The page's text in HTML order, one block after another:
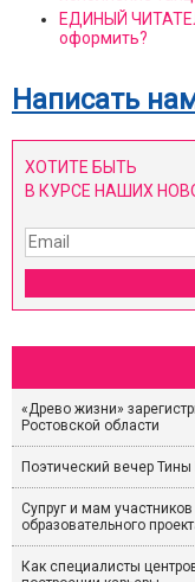
ЕДИНЫЙ
оформить?
Написать
ХОТИТЕ БЫТЬ
В КУРСЕ НАШИХ
«Древо жизни»
Ростовской области
Поэтический вечер
Супруг и мам
образовательного
Как специалисты